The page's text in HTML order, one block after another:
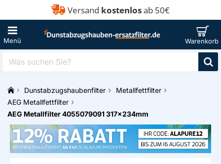
Versand kostenlosab 50€
Was
h
m
e
Dunstabzugshaubenfilter
Metallfettfilter
AEG Metallfettfilter
AEG Metallfilter 4055079091 317x234mm